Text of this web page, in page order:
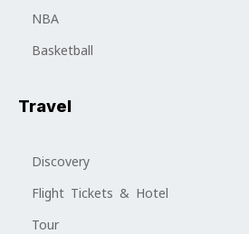
NBA
Basketball
Travel
Discovery
Flight Tickets & Hotel
Tour